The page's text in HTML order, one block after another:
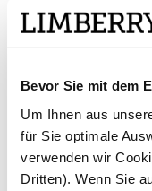
Bevor Sie mit dem
Um Ihnen aus
für Sie optimale
verwenden wir
Dritten). Wenn Sie